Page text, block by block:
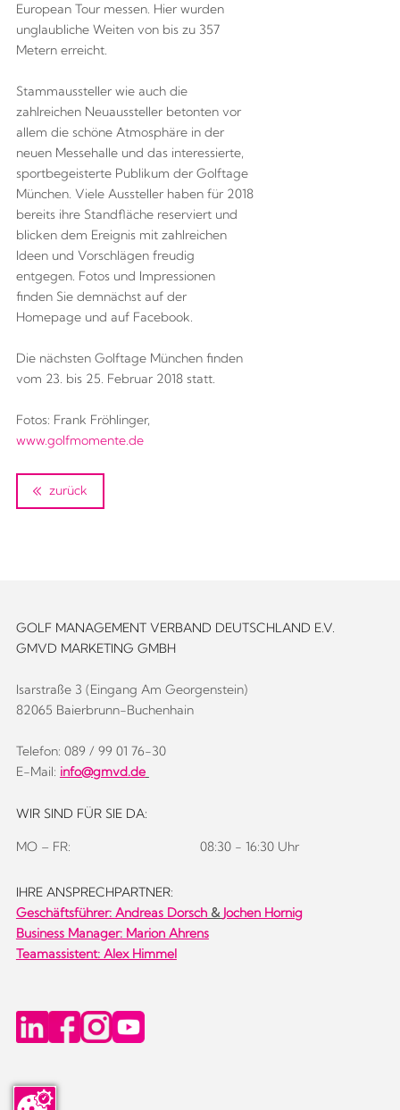
European Tour messen. Hier wurden
unglaubliche Weiten von bis zu 357
Metern erreicht.
Stammaussteller wie auch die
zahlreichen Neuaussteller betonten vor
allem die schöne Atmosphäre in der
neuen Messehalle und das interessierte,
sportbegeisterte Publikum der Golftage
München. Viele Aussteller haben für 2018
bereits ihre Standfläche reserviert und
blicken dem Ereignis mit zahlreichen
Ideen und Vorschlägen freudig
entgegen. Fotos und Impressionen
finden Sie demnächst auf der
Homepage und auf Facebook.
Die nächsten Golftage München finden
vom 23. bis 25. Februar 2018 statt.
Fotos: Frank Fröhlinger,
www.golfmomente.de
zurück
GOLF MANAGEMENT VERBAND DEUTSCHLAND E.V.
GMVD MARKETING GMBH
Isarstraße 3 (Eingang Am Georgenstein)
82065 Baierbrunn-Buchenhain
Telefon: 089 / 99 01 76-30
E-Mail: info@gmvd.de
WIR SIND FÜR SIE DA:
MO – FR: 08:30 - 16:30 Uhr
IHRE ANSPRECHPARTNER:
Geschäftsführer: Andreas Dorsch& Jochen Hornig
Business Manager: Marion Ahrens
Teamassistent: Alex Himmel